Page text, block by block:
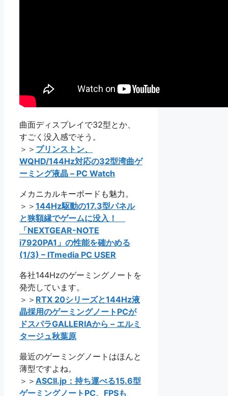
曲面ディスプレイで32型とか、
すごく没入感でそう。
＞＞ プリンストン、
WQHD/144Hz対応の32型湾曲ゲ
ーミング液晶 – PC Watch
メカニカルキーボードも魅力。
＞＞ 144Hz駆動の17.3型パネル
と狭額縁でゲームに没入！
「NEXTGEAR-NOTE
i7920PA1」の性能を確かめる
(1/3) – ITmedia PC USER
各社144Hzのゲーミングノートを
発売しています。
＞＞ RTX 20シリーズと144Hz液
晶採用のゲーミングノートPCが
ドスパラGALLERIAから – エルミ
タージュ秋葉原
最近のゲーミングノートはほんと
薄型ですよね。
＞＞ ASCII.jp：持ち運べる15.6型
ゲーミングノートPC、FPSも